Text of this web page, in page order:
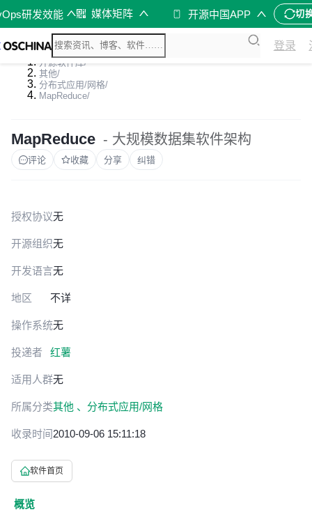
研发效能 媒体矩阵 开源中国APP 切
登录
开源软件库/
其他/
分布式应用/网格/
MapReduce/
MapReduce - 大规模数据集软件架构
评论 收藏 分享 纠错
授权协议无
开源组织无
开发语言无
地区 不详
操作系统无
投递者 红薯
适用人群无
所属分类其他 、 分布式应用/网格
收录时间2010-09-06 15:11:18
软件首页
概览